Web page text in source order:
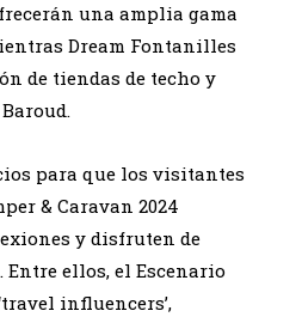
una amplia gama
Dream Fontanilles
de tiendas de techo y
para que los visitantes
& Caravan 2024
y disfruten de
ellos, el Escenario
influencers’,